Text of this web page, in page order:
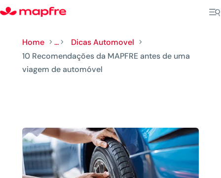
Home 5 ... 5 Dicas Automovel 5
10 Recomendações da MAPFRE antes de uma
viagem de automóvel